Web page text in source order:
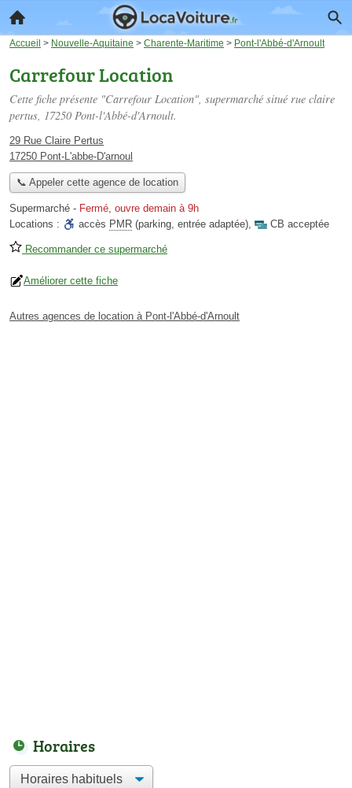
Accueil > Nouvelle-Aquitaine > Charente-Maritime > Pont-l'Abbé-d'Arnoult
Carrefour Location
Cette fiche présente "Carrefour Location", supermarché situé rue claire
pertus, 17250 Pont-l'Abbé-d'Arnoult.
29 Rue Claire Pertus
17250 Pont-L'abbe-D'arnoul
📞 Appeler cette agence de location
Supermarché - Fermé, ouvre demain à 9h
Locations :
accès PMR (parking, entrée adaptée), CB acceptée
Recommander ce supermarché
Améliorer cette fiche
Autres agences de location à Pont-l'Abbé-d'Arnoult
Horaires